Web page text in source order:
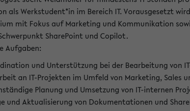
als Werkstudent*in im Bereich IT. Vorausgesetzt
mit Fokus auf Marketing und Kommunikation
SharePoint und Copilot.
Aufgaben:
und Unterstützung bei der Bearbeitung von
an IT-Projekten im Umfeld von Marketing, Sales
Planung und Umsetzung von IT-internen
und Aktualisierung von Dokumentationen und